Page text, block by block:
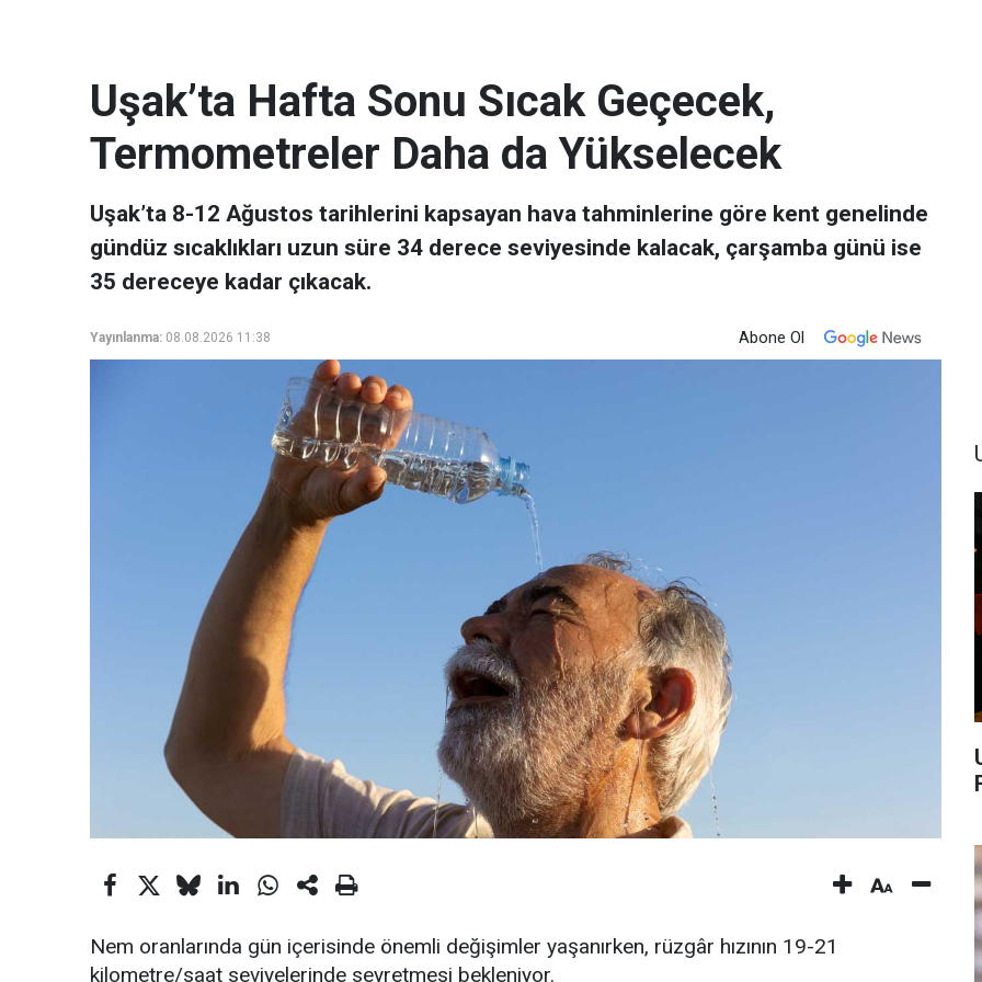
Uşak’ta Hafta Sonu Sıcak Geçecek,
Termometreler Daha da Yükselecek
Uşak’ta 8-12 Ağustos tarihlerini kapsayan hava tahminlerine göre kent genelinde
gündüz sıcaklıkları uzun süre 34 derece seviyesinde kalacak, çarşamba günü ise
35 dereceye kadar çıkacak.
Yayınlanma: 08.08.2026 11:38 Abone Ol
Nem oranlarında gün içerisinde önemli değişimler yaşanırken, rüzgâr hızının 19-21
kilometre/saat seviyelerinde seyretmesi bekleniyor.